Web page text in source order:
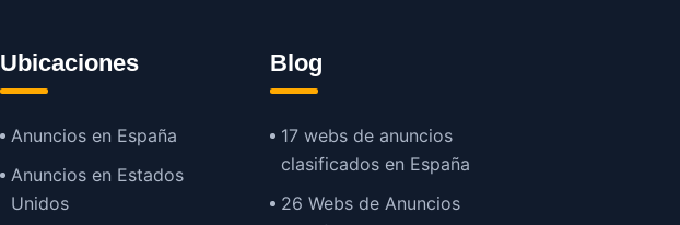
Ubicaciones
Anuncios en España
Anuncios en Estados
Unidos
Blog
17 webs de anuncios
clasificados en España
26 Webs de Anuncios